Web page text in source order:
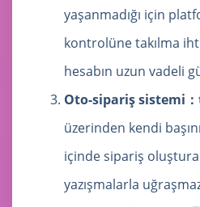
yaşanmadığı için
kontrolüne takılma
hesabın uzun vadeli
Oto-sipariş sistemi：
üzerinden kendi
içinde sipariş
yazışmalarla